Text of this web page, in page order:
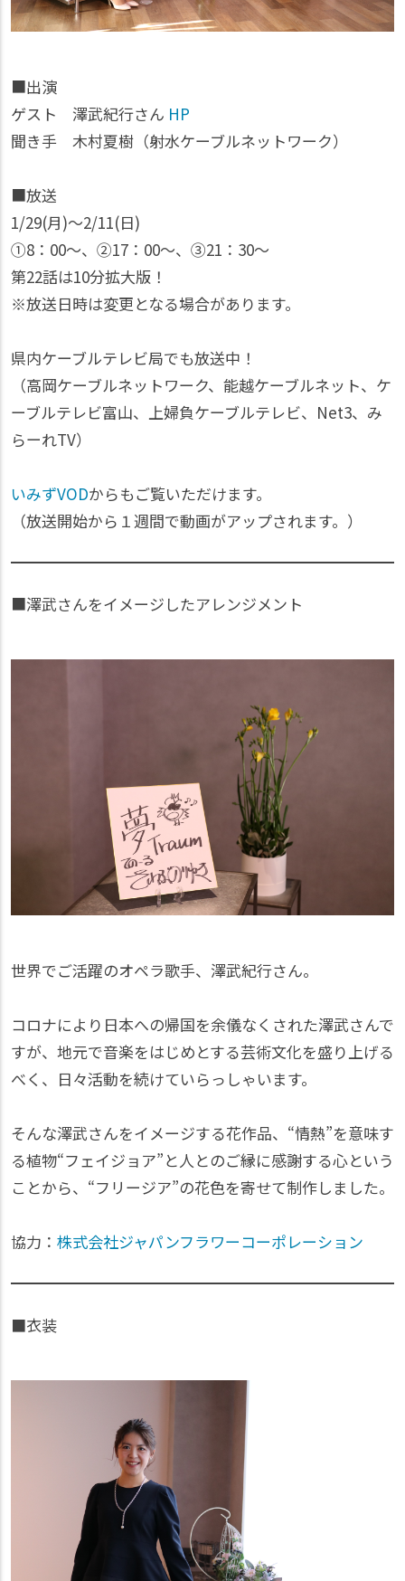
■出演
ゲスト 澤武紀行さん HP
聞き手 木村夏樹（射水ケーブルネットワーク）
■放送
1/29(月)～2/11(日)
①8：00～、②17：00～、③21：30～
第22話は10分拡大版！
※放送日時は変更となる場合があります。
県内ケーブルテレビ局でも放送中！
（高岡ケーブルネットワーク、能越ケーブルネット、ケ
ーブルテレビ富山、上婦負ケーブルテレビ、Net3、み
らーれTV）
いみずVODからもご覧いただけます。
（放送開始から１週間で動画がアップされます。）
■澤武さんをイメージしたアレンジメント
世界でご活躍のオペラ歌手、澤武紀行さん。
コロナにより日本への帰国を余儀なくされた澤武さんで
すが、地元で音楽をはじめとする芸術文化を盛り上げる
べく、日々活動を続けていらっしゃいます。
そんな澤武さんをイメージする花作品、“情熱”を意味す
る植物“フェイジョア”と人とのご縁に感謝する心という
ことから、“フリージア”の花色を寄せて制作しました。
協力： 株式会社ジャパンフラワーコーポレーション
■衣装